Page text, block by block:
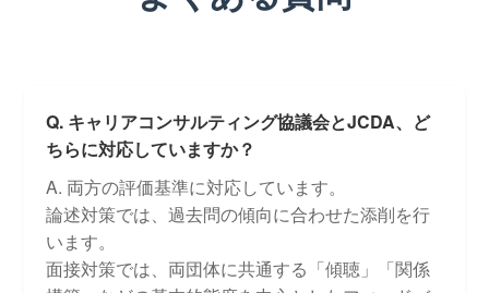
Q. キャリアコンサルティング協議会とJCDA、ど
ちらに対応していますか？
A. 両方の評価基準に対応しています。
論述対策では、過去問の傾向に合わせた添削を行
います。
面接対策では、両団体に共通する「傾聴」「関係